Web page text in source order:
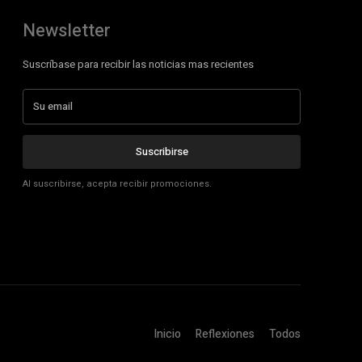
Newsletter
Suscríbase para recibir las noticias mas recientes
Suscribirse
Al suscribirse, acepta recibir promociones.
Inicio Reflexiones Todos